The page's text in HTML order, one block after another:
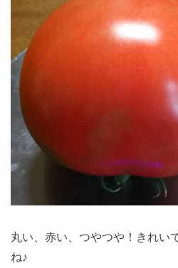
丸い、赤い、つやつや！きれい
ね♪